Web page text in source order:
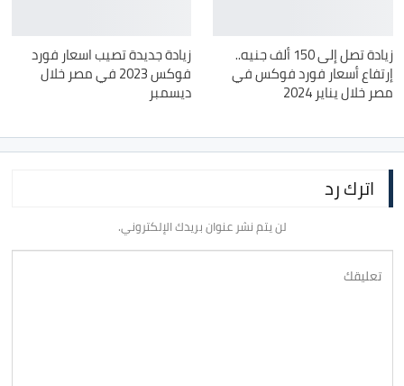
زيادة تصل إلى 150 ألف جنيه..
إرتفاع أسعار فورد فوكس في
مصر خلال يناير 2024
زيادة جديدة تصيب اسعار فورد
فوكس 2023 في مصر خلال
ديسمبر
اترك رد
لن يتم نشر عنوان بريدك الإلكتروني.